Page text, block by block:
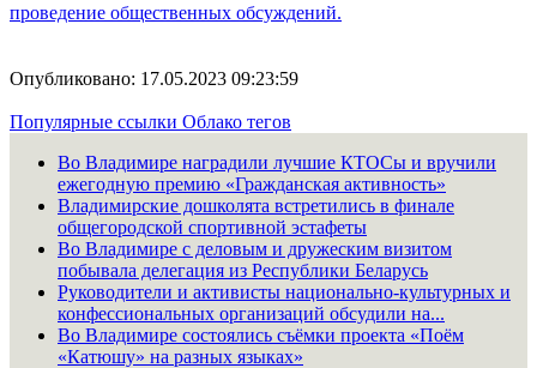
проведение общественных обсуждений.
Опубликовано: 17.05.2023 09:23:59
Популярные ссылки Облако тегов
Во Владимире наградили лучшие КТОСы и вручили
ежегодную премию «Гражданская активность»
Владимирские дошколята встретились в финале
общегородской спортивной эстафеты
Во Владимире с деловым и дружеским визитом
побывала делегация из Республики Беларусь
Руководители и активисты национально-культурных и
конфессиональных организаций обсудили на...
Во Владимире состоялись съёмки проекта «Поём
«Катюшу» на разных языках»